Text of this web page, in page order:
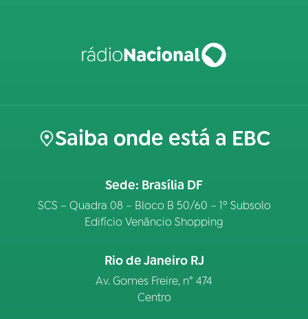
Saiba onde está a EBC
Sede: Brasília DF
SCS – Quadra 08 – Bloco B 50/60 – 1º Subsolo
Edifício Venâncio Shopping
Rio de Janeiro RJ
Av. Gomes Freire, n° 474
Centro